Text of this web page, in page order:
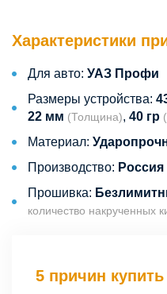
Характеристики
Для авто: УАЗ Профи
Размеры устройства:
22 мм (Толщина), 40 гр
Материал:
Производство: Россия
Прошивка:
количество накрученных
5 причин